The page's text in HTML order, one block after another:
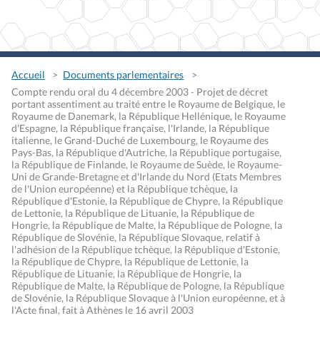
Accueil
Documents parlementaires
Compte rendu oral du 4 décembre 2003 - Projet de décret
portant assentiment au traité entre le Royaume de Belgique, le
Royaume de Danemark, la République Hellénique, le Royaume
d'Espagne, la République française, l'Irlande, la République
italienne, le Grand-Duché de Luxembourg, le Royaume des
Pays-Bas, la République d'Autriche, la République portugaise,
la République de Finlande, le Royaume de Suède, le Royaume-
Uni de Grande-Bretagne et d'Irlande du Nord (Etats Membres
de l'Union européenne) et la République tchèque, la
République d'Estonie, la République de Chypre, la République
de Lettonie, la République de Lituanie, la République de
Hongrie, la République de Malte, la République de Pologne, la
République de Slovénie, la République Slovaque, relatif à
l'adhésion de la République tchèque, la République d'Estonie,
la République de Chypre, la République de Lettonie, la
République de Lituanie, la République de Hongrie, la
République de Malte, la République de Pologne, la République
de Slovénie, la République Slovaque à l'Union européenne, et à
l'Acte final, fait à Athènes le 16 avril 2003